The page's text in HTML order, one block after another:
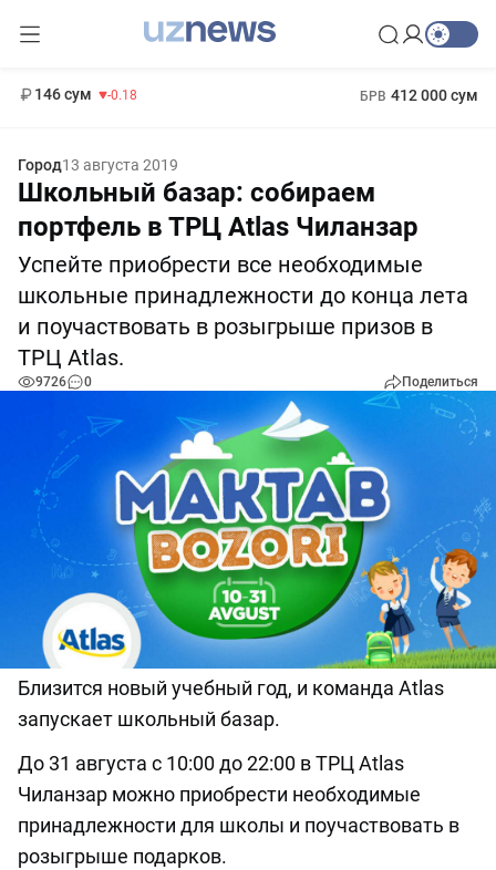
146 сум -0.18 БРВ 412 000 сум
Город13 августа 2019
Школьный базар: собираем
портфель в ТРЦ Atlas Чиланзар
Успейте приобрести все необходимые
школьные принадлежности до конца лета
и поучаствовать в розыгрыше призов в
ТРЦ Atlas.
9726 0 Поделиться
Близится новый учебный год, и команда Atlas
запускает школьный базар.
До 31 августа с 10:00 до 22:00 в ТРЦ Atlas
Чиланзар можно приобрести необходимые
принадлежности для школы и поучаствовать в
розыгрыше подарков.